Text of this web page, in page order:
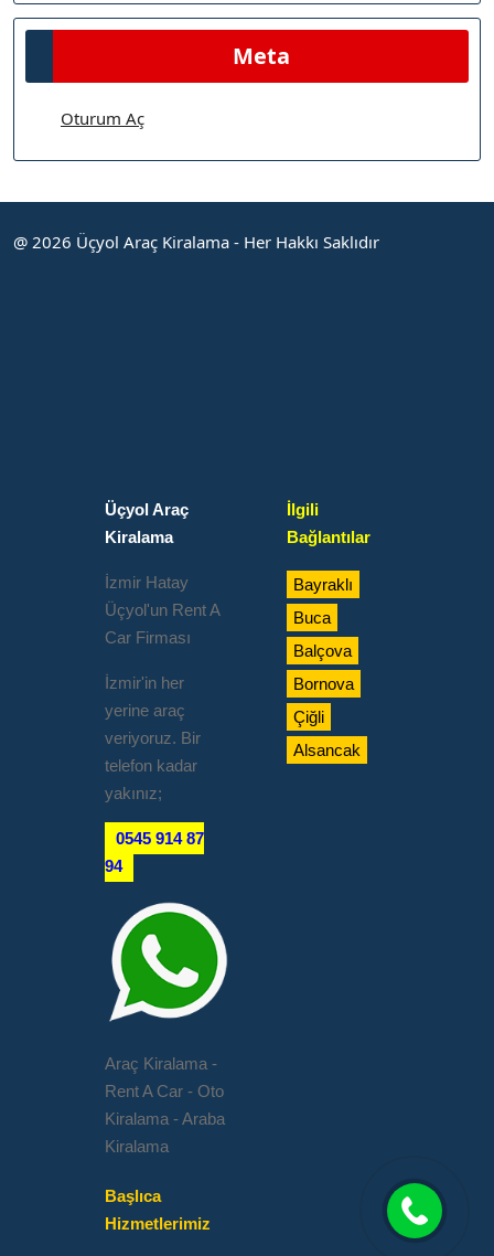
Meta
Oturum Aç
@ 2026 Üçyol Araç Kiralama - Her Hakkı Saklıdır
Üçyol Araç
Kiralama
İzmir Hatay
Üçyol'un Rent A
Car Firması
İzmir'in her
yerine araç
veriyoruz. Bir
telefon kadar
yakınız;
0545 914 87
94
Araç Kiralama -
Rent A Car - Oto
Kiralama - Araba
Kiralama
Başlıca
Hizmetlerimiz
İlgili
Bağlantılar
Bayraklı
Buca
Balçova
Bornova
Çiğli
Alsancak